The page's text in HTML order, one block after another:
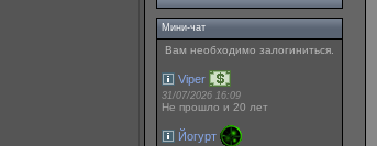
Мини-чат
Вам необходимо залогиниться.
Viper
31/07/2026 16:09
Не прошло и 20 лет
Йогурт